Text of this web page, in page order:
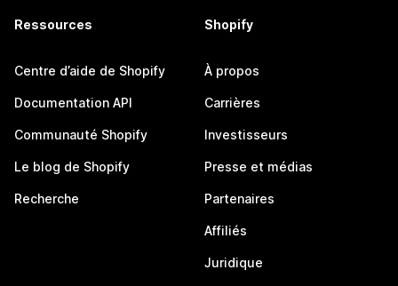
Ressources
Centre d’aide de Shopify
Documentation API
Communauté Shopify
Le blog de Shopify
Recherche
Shopify
À propos
Carrières
Investisseurs
Presse et médias
Partenaires
Affiliés
Juridique